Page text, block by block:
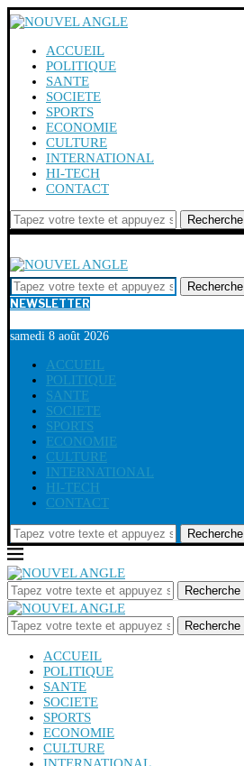
ACCUEIL
POLITIQUE
SANTE
SOCIETE
SPORTS
ECONOMIE
CULTURE
INTERNATIONAL
HI-TECH
CONTACT
Recherche
Recherche
NEWSLETTER
samedi 8 août 2026
ACCUEIL
POLITIQUE
SANTE
SOCIETE
SPORTS
ECONOMIE
CULTURE
INTERNATIONAL
HI-TECH
CONTACT
Recherche
Recherche
Recherche
ACCUEIL
POLITIQUE
SANTE
SOCIETE
SPORTS
ECONOMIE
CULTURE